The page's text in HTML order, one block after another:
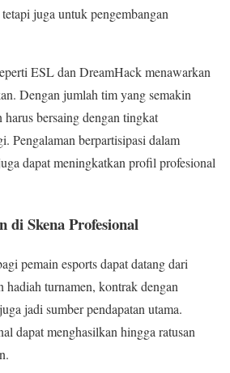
juga untuk pengembangan
ESL dan DreamHack menawarkan
Dengan jumlah tim yang semakin
bersaing dengan tingkat
Pengalaman berpartisipasi dalam
dapat meningkatkan profil profesional
di Skena Profesional
pemain esports dapat datang dari
hadiah turnamen, kontrak dengan
jadi sumber pendapatan utama.
dapat menghasilkan hingga ratusan